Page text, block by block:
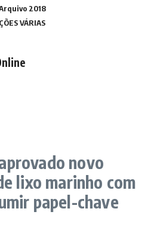
2018
VÁRIAS
novo
lixo marinho com
papel-chave